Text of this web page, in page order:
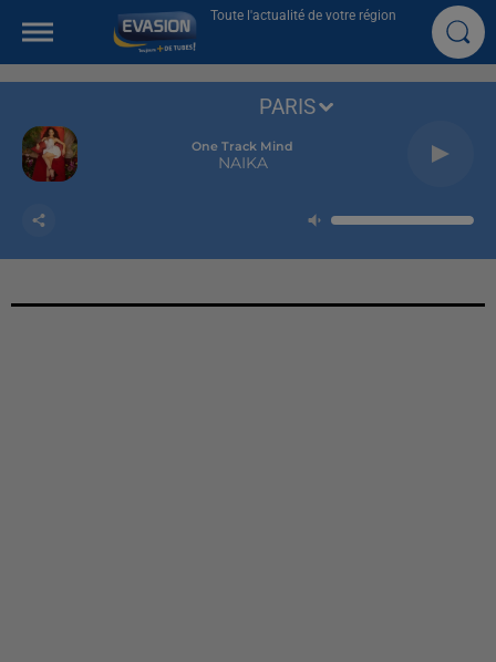
Toute l'actualité de votre région
One Track Mind
NAIKA
PARIS